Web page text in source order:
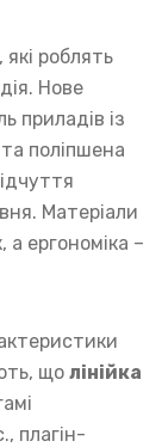
роблять
Нове
приладів із
та поліпшена
Матеріали
ергономіка –
що лінійка
плагін-